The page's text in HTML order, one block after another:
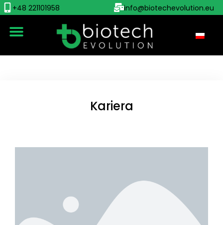
+48 221101958 info@biotechevolution.eu
Kariera